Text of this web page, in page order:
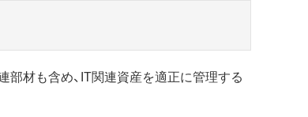
部材も含め、IT関連資産を適正に管理する